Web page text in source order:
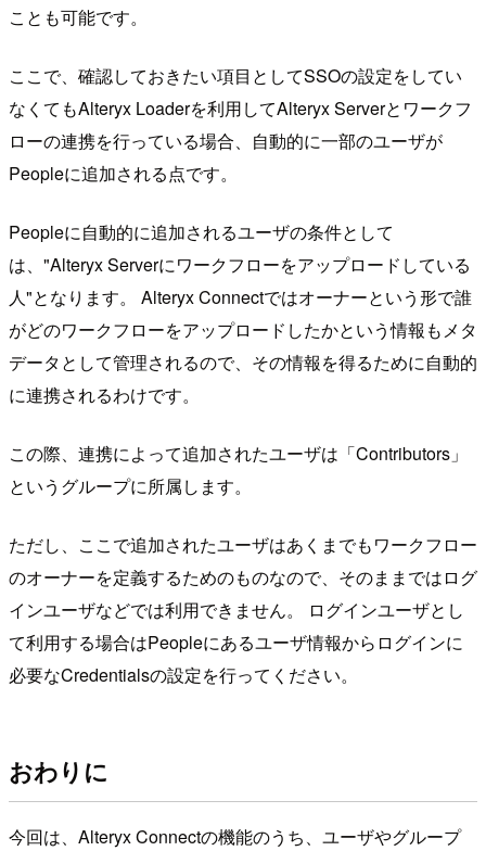
ことも可能です。
ここで、確認しておきたい項目としてSSOの設定をしてい
なくてもAlteryx Loaderを利用してAlteryx Serverとワークフ
ローの連携を行っている場合、自動的に一部のユーザが
Peopleに追加される点です。
Peopleに自動的に追加されるユーザの条件として
は、"Alteryx Serverにワークフローをアップロードしている
人"となります。 Alteryx Connectではオーナーという形で誰
がどのワークフローをアップロードしたかという情報もメタ
データとして管理されるので、その情報を得るために自動的
に連携されるわけです。
この際、連携によって追加されたユーザは「Contributors」
というグループに所属します。
ただし、ここで追加されたユーザはあくまでもワークフロー
のオーナーを定義するためのものなので、そのままではログ
インユーザなどでは利用できません。 ログインユーザとし
て利用する場合はPeopleにあるユーザ情報からログインに
必要なCredentialsの設定を行ってください。
おわりに
今回は、Alteryx Connectの機能のうち、ユーザやグループ